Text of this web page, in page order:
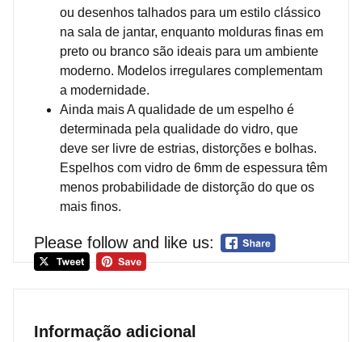
ou desenhos talhados para um estilo clássico
na sala de jantar, enquanto molduras finas em
preto ou branco são ideais para um ambiente
moderno. Modelos irregulares complementam
a modernidade.
Ainda mais A qualidade de um espelho é
determinada pela qualidade do vidro, que
deve ser livre de estrias, distorções e bolhas.
Espelhos com vidro de 6mm de espessura têm
menos probabilidade de distorção do que os
mais finos.
Please follow and like us:
Informação adicional